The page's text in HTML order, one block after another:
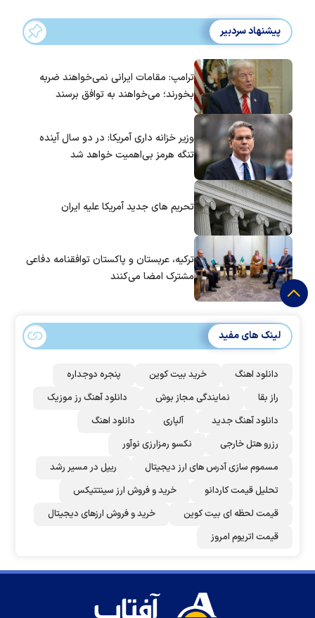
پیشنهاد سردبیر
ترامپ: مقامات ایرانی نمی‌خواهند ضربه
بخورند؛ می‌خواهند به توافق برسند
وزیر خزانه داری آمریکا: در دو سال آینده
تنگه هرمز بی‌اهمیت خواهد شد
تحریم های جدید آمریکا علیه ایران
ترکیه، عربستان و پاکستان توافقنامه دفاعی
مشترک امضا می‌کنند
لینک های مفید
دانلود اهنگ خرید بیت کوین
پنجره دوجداره
راز بقا
نمایندگی مجاز بوش
دانلود آهنگ رز‌ موزیک
دانلود آهنگ جدید
آلپاری
دانلود اهنگ
رزرو هتل خارجی
نکسو رمزارزی نوآور
مسموم سازی آدرس های ارز دیجیتال
ریپل در مسیر رشد
تحلیل قیمت کاردانو
خرید و فروش ارز سینتتیکس
قیمت لحظه ای بیت کوین
خرید و فروش ارزهای دیجیتال
قیمت اتریوم امروز